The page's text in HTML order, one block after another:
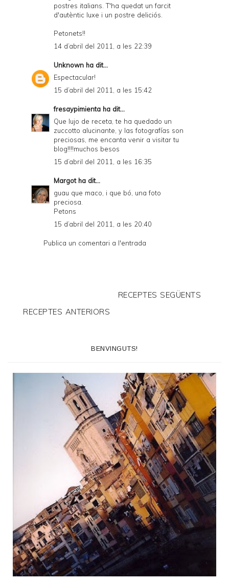
postres italians. T'ha quedat un farcit
d'autèntic luxe i un postre deliciós.
Petonets!!
14 d’abril del 2011, a les 22:39
Unknown ha dit...
Espectacular!
15 d’abril del 2011, a les 15:42
fresaypimienta ha dit...
Que lujo de receta, te ha quedado un
zuccotto alucinante, y las fotografías son
preciosas, me encanta venir a visitar tu
blog!!!!muchos besos
15 d’abril del 2011, a les 16:35
Margotha dit...
guau que maco, i que bó, una foto
preciosa.
Petons
15 d’abril del 2011, a les 20:40
Publica un comentari a l'entrada
RECEPTES SEGÜENTS
RECEPTES ANTERIORS
BENVINGUTS!